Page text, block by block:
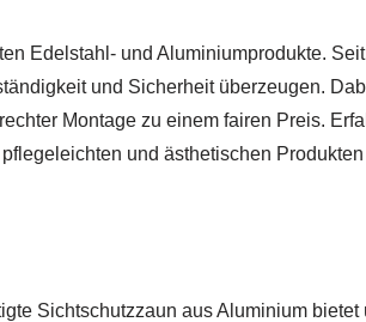
Edelstahl- und Aluminiumprodukte.
und Sicherheit überzeugen.
Montage zu einem fairen Preis.
und ästhetischen
Sichtschutzzaun aus Aluminium